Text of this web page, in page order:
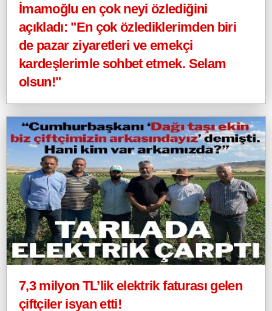
İmamoğlu en çok neyi özlediğini
açıkladı: "En çok özlediklerimden biri
de pazar ziyaretleri ve emekçi
kardeşlerimle sohbet etmek. Selam
olsun!"
7,3 milyon TL’lik elektrik faturası gelen
çiftçiler isyan etti!